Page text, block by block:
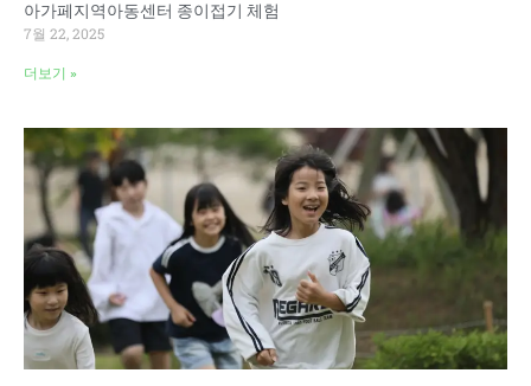
아가페지역아동센터 종이접기 체험
7월 22, 2025
더보기 »